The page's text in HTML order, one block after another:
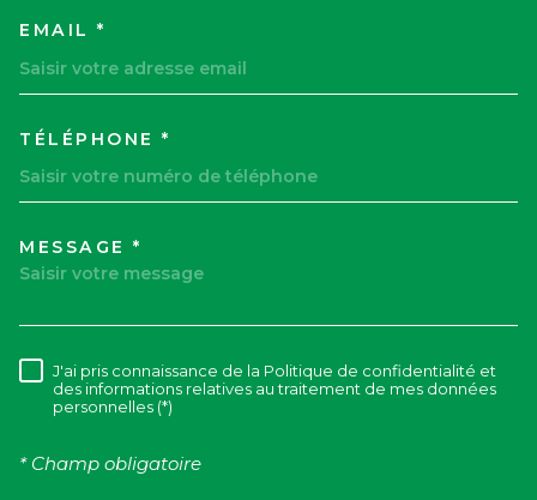
EMAIL *
TÉLÉPHONE *
MESSAGE *
RÈGLEMENTATION
J'ai pris connaissance de la Politique de confidentialité et
des informations relatives au traitement de mes données
personnelles (*)
* Champ obligatoire